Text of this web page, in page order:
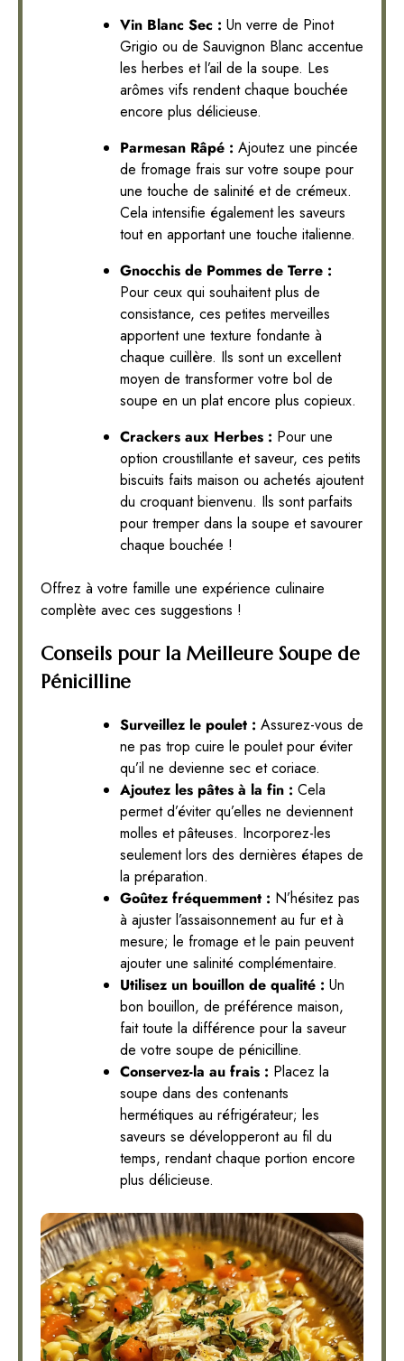
Vin Blanc Sec : Un verre de Pinot
Grigio ou de Sauvignon Blanc accentue
les herbes et l’ail de la soupe. Les
arômes vifs rendent chaque bouchée
encore plus délicieuse.
Parmesan Râpé : Ajoutez une pincée
de fromage frais sur votre soupe pour
une touche de salinité et de crémeux.
Cela intensifie également les saveurs
tout en apportant une touche italienne.
Gnocchis de Pommes de Terre :
Pour ceux qui souhaitent plus de
consistance, ces petites merveilles
apportent une texture fondante à
chaque cuillère. Ils sont un excellent
moyen de transformer votre bol de
soupe en un plat encore plus copieux.
Crackers aux Herbes : Pour une
option croustillante et saveur, ces petits
biscuits faits maison ou achetés ajoutent
du croquant bienvenu. Ils sont parfaits
pour tremper dans la soupe et savourer
chaque bouchée !
Offrez à votre famille une expérience culinaire
complète avec ces suggestions !
Conseils pour la Meilleure Soupe de
Pénicilline
Surveillez le poulet : Assurez-vous de
ne pas trop cuire le poulet pour éviter
qu’il ne devienne sec et coriace.
Ajoutez les pâtes à la fin : Cela
permet d’éviter qu’elles ne deviennent
molles et pâteuses. Incorporez-les
seulement lors des dernières étapes de
la préparation.
Goûtez fréquemment : N’hésitez pas
à ajuster l’assaisonnement au fur et à
mesure; le fromage et le pain peuvent
ajouter une salinité complémentaire.
Utilisez un bouillon de qualité : Un
bon bouillon, de préférence maison,
fait toute la différence pour la saveur
de votre soupe de pénicilline.
Conservez-la au frais : Placez la
soupe dans des contenants
hermétiques au réfrigérateur; les
saveurs se développeront au fil du
temps, rendant chaque portion encore
plus délicieuse.